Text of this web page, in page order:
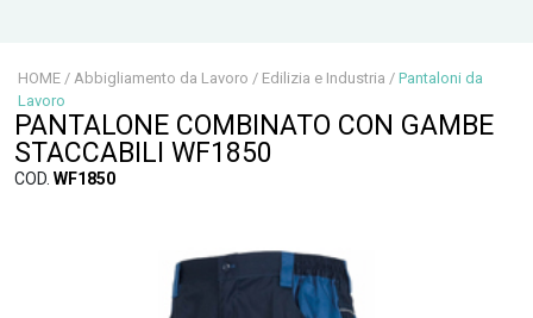
HOME / Abbigliamento da Lavoro / Edilizia e Industria / Pantaloni da
Lavoro
PANTALONE COMBINATO CON GAMBE
STACCABILI WF1850
COD. WF1850